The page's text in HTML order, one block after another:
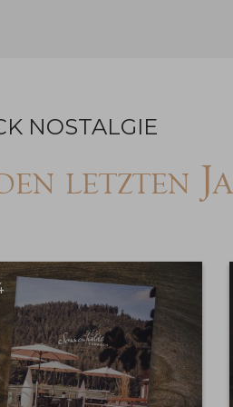
NOSTALGIE
letzten